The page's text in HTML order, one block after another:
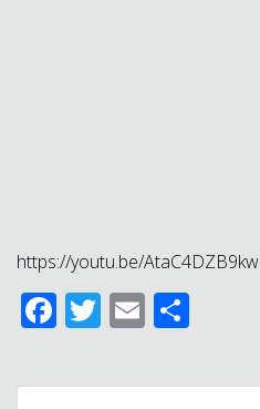
https://youtu.be/AtaC4DZB9kw
Facebook
Twitter
Email